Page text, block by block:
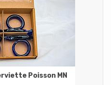
Poisson MN